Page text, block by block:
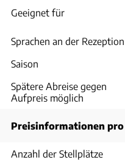
Geeignet für
Sprachen an der Rezeption
Saison
Spätere Abreise gegen
Aufpreis möglich
Preisinformationen
Anzahl der Stellplätze